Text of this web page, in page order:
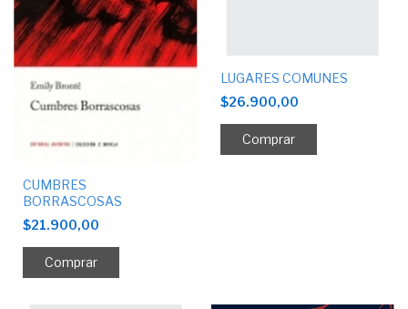
CUMBRES
BORRASCOSAS
$21.900,00
LUGARES COMUNES
$26.900,00